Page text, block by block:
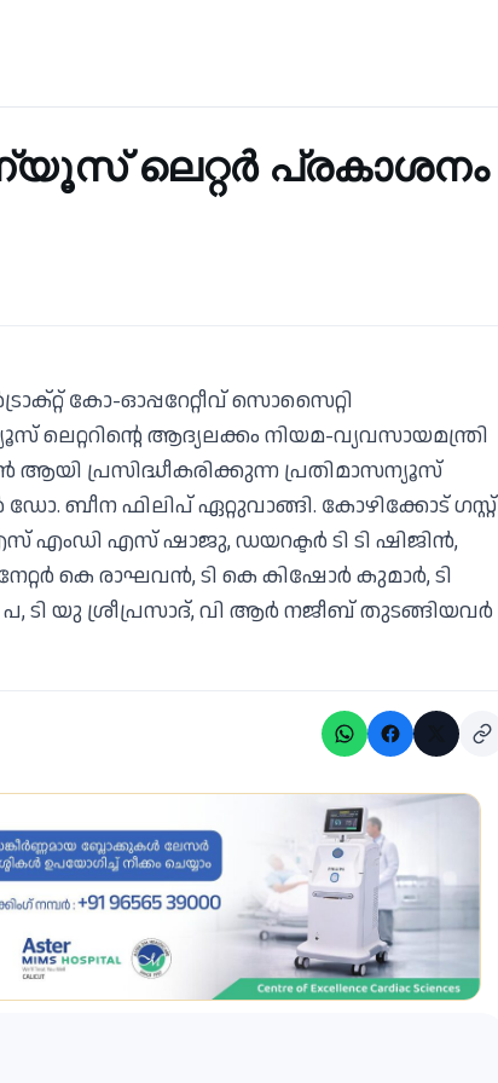
ലെറ്റർ പ്രകാശനം
കോ-ഓപ്പറേറ്റീവ് സൊസൈറ്റി
ആദ്യലക്കം നിയമ-വ്യവസായമന്ത്രി
പ്രസിദ്ധീകരിക്കുന്ന പ്രതിമാസന്യൂസ്
ഡോ. ബീന ഫിലിപ് ഏറ്റുവാങ്ങി. കോഴിക്കോട് ഗസ്റ്റ്
എസ് ഷാജു, ഡയറക്ടർ ടി ടി ഷിജിൻ,
കെ രാഘവൻ, ടി കെ കിഷോർ കുമാർ, ടി
ടി യു ശ്രീപ്രസാദ്, വി ആർ നജീബ് തുടങ്ങിയവർ